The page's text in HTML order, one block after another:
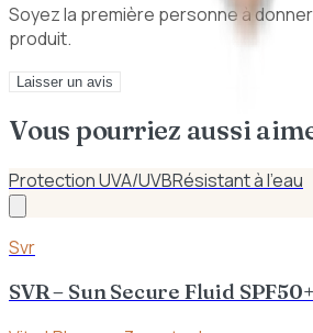
Soyez la première personne à
produit.
Laisser un avis
Vous pourriez aussi
Protection UVA/UVBRésistant à l’eau
Svr
SVR – Sun Secure Fluid